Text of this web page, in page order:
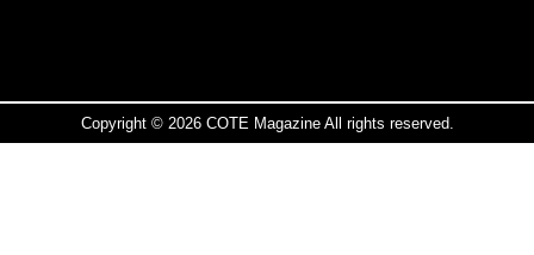
Copyright © 2026 COTE Magazine All rights reserved.